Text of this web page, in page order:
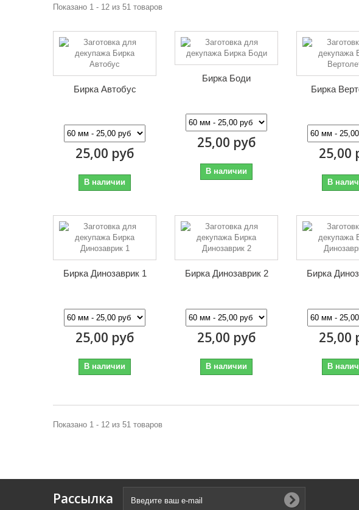
Показано 1 - 12 из 51 товаров
Бирка Автобус
25,00 руб
В наличии
Бирка Боди
25,00 руб
В наличии
Бирка
25,00
В
Бирка Динозаврик 1
25,00 руб
В наличии
Бирка Динозаврик 2
25,00 руб
В наличии
Бирка
25,00
В
Показано 1 - 12 из 51 товаров
Рассылка